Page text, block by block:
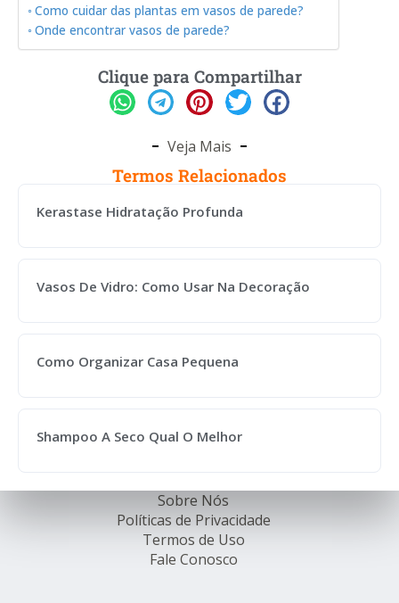
Como cuidar das plantas em vasos de parede?
Onde encontrar vasos de parede?
Clique para Compartilhar
Veja Mais
Termos Relacionados
Kerastase Hidratação Profunda
Vasos De Vidro: Como Usar Na Decoração
Como Organizar Casa Pequena
Shampoo A Seco Qual O Melhor
Sobre Nós
Políticas de Privacidade
Termos de Uso
Fale Conosco